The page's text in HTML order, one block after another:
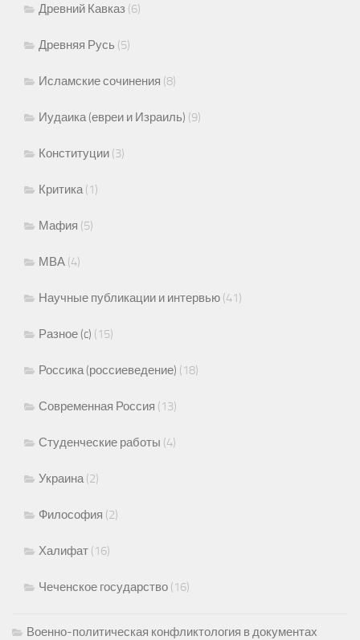
Древний Кавказ (6)
Древняя Русь (5)
Исламские сочинения (8)
Иудаика (евреи и Израиль) (9)
Конституции (3)
Критика(1)
Мафия (5)
МВА (4)
Научные публикации и интервью (41)
Разное (c) (15)
Россика (россиеведение) (18)
Современная Россия (13)
Студенческие работы (4)
Украина(2)
Философия (2)
Халифат (16)
Чеченское государство (16)
Военно-политическая конфликтология в документах